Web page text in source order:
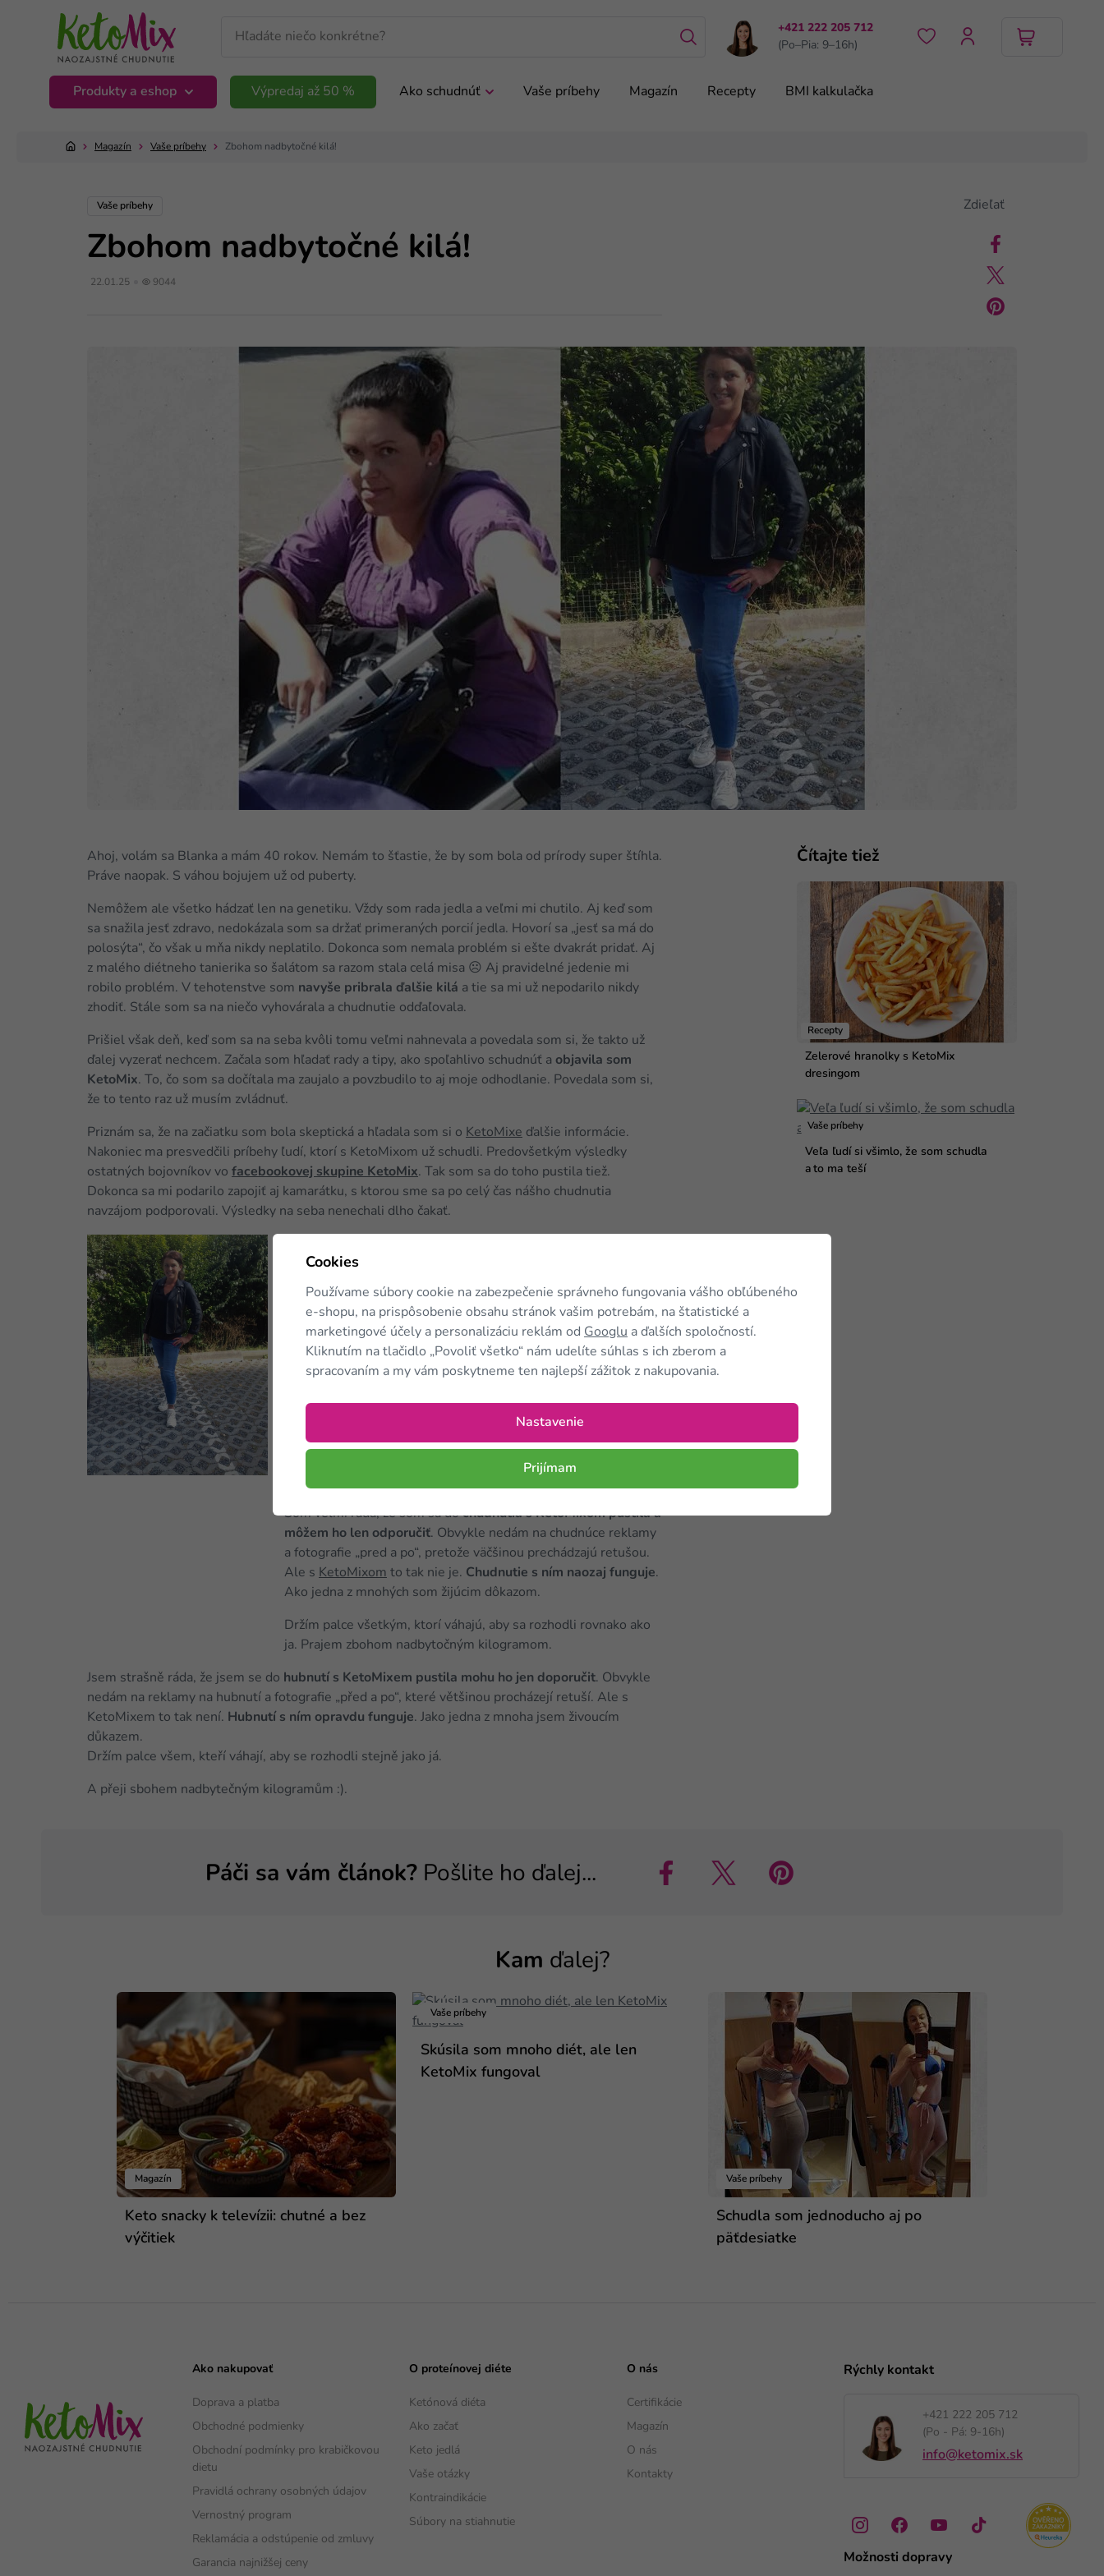
+421 222 205 712
(Po–Pia: 9–16h)
Produkty a eshop Výpredaj až 50 % Ako schudnúť Vaše príbehy Magazín Recepty BMI kalkulačka
Magazín Vaše príbehy Zbohom nadbytočné kilá!
Vaše príbehy
Zbohom nadbytočné kilá!
22.01.25 9044
Zdieľať
Ahoj, volám sa Blanka a mám 40 rokov. Nemám to šťastie, že by som bola od prírody super štíhla.
Práve naopak. S váhou bojujem už od puberty.
Nemôžem ale všetko hádzať len na genetiku. Vždy som rada jedla a veľmi mi chutilo. Aj keď som
sa snažila jesť zdravo, nedokázala som sa držať primeraných porcií jedla. Hovorí sa „jesť sa má do
polosýta“, čo však u mňa nikdy neplatilo. Dokonca som nemala problém si ešte dvakrát pridať. Aj
z malého diétneho tanierika so šalátom sa razom stala celá misa ☹ Aj pravidelné jedenie mi
robilo problém. V tehotenstve som navyše pribrala ďalšie kilá a tie sa mi už nepodarilo nikdy
zhodiť. Stále som sa na niečo vyhovárala a chudnutie odďaľovala.
Prišiel však deň, keď som sa na seba kvôli tomu veľmi nahnevala a povedala som si, že takto už
ďalej vyzerať nechcem. Začala som hľadať rady a tipy, ako spoľahlivo schudnúť a objavila som
KetoMix. To, čo som sa dočítala ma zaujalo a povzbudilo to aj moje odhodlanie. Povedala som si,
že to tento raz už musím zvládnuť.
Priznám sa, že na začiatku som bola skeptická a hľadala som si o KetoMixe ďalšie informácie.
Nakoniec ma presvedčili príbehy ľudí, ktorí s KetoMixom už schudli. Predovšetkým výsledky
ostatných bojovníkov vo facebookovej skupine KetoMix. Tak som sa do toho pustila tiež.
Dokonca sa mi podarilo zapojiť aj kamarátku, s ktorou sme sa po celý čas nášho chudnutia
navzájom podporovali. Výsledky na seba nenechali dlho čakať.
tehotenstva. Po
klamať..to, čo si najviac užívam, sú obdivné reakcie môjho okolia.
Ešte by som rada pár kíl zhodila, a tak mám v pláne prejsť aspoň
na 3 týždne do prvej fázy. S
KetoMixom
som sa naučila
pravidelne jesť po 3 hodinách bez toho, aby som mala pocit
hladu. Počas diéty som vyskúšala a vystriedala všelijaké nové
a skoro každý deň mi doviezla nejaké dobroty, po ktorých som
nebola hladná. Jedlá mi naozaj veľmi chutili a v pohode som
zvládla dodržať aj úplnú absenciu alkoholu. V prvej fáze som
bola 6 týždňov. Potom som prešla na takmer dva mesiace do
Som veľmi rada, že som sa dochudnutia s KetoMixom pustila a
môžem ho len odporučiť. Obvykle nedám na chudnúce reklamy
a fotografie „pred a po“, pretože väčšinou prechádzajú retušou.
Ale s KetoMixom to tak nie je. Chudnutie s ním naozaj funguje.
Ako jedna z mnohých som žijúcim dôkazom.
Držím palce všetkým, ktorí váhajú, aby sa rozhodli rovnako ako
ja. Prajem zbohom nadbytočným kilogramom.
Jsem strašně ráda, že jsem se do hubnutí s KetoMixem pustila mohu ho jen doporučit. Obvykle
nedám na reklamy na hubnutí a fotografie „před a po“, které většinou procházejí retuší. Ale s
KetoMixem to tak není. Hubnutí s ním opravdu funguje. Jako jedna z mnoha jsem živoucím
důkazem.
Držím palce všem, kteří váhají, aby se rozhodli stejně jako já.
A přeji sbohem nadbytečným kilogramům :).
Čítajte tiež
Recepty
Zelerové hranolky s KetoMix
dresingom
Vaše príbehy
Veľa ľudí si všimlo, že som schudla
a to ma teší
Páči sa vám článok? Pošlite ho ďalej...
Kam ďalej?
Magazín
Keto snacky k televízii: chutné a bez
výčitiek
Vaše príbehy
Skúsila som mnoho diét, ale len
KetoMix fungoval
Vaše príbehy
Schudla som jednoducho aj po
päťdesiatke
Ako nakupovať
Doprava a platba
Obchodné podmienky
Obchodní podmínky pro krabičkovou
dietu
Pravidlá ochrany osobných údajov
Vernostný program
Reklamácia a odstúpenie od zmluvy
Garancia najnižšej ceny
O proteínovej diéte
Ketónová diéta
Ako začať
Keto jedlá
Vaše otázky
Kontraindikácie
Súbory na stiahnutie
O nás
Certifikácie
Magazín
O nás
Kontakty
Rýchly kontakt
+421 222 205 712
(Po - Pá: 9-16h)
info@ketomix.sk
Možnosti dopravy
Cookies
Používame súbory cookie na zabezpečenie správneho fungovania vášho obľúbeného
e-shopu, na prispôsobenie obsahu stránok vašim potrebám, na štatistické a
marketingové účely a personalizáciu reklám od Googlu a ďalších spoločností.
Kliknutím na tlačidlo „Povoliť všetko“ nám udelíte súhlas s ich zberom a
spracovaním a my vám poskytneme ten najlepší zážitok z nakupovania.
Nastavenie
Prijímam